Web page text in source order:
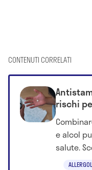
CONTENUTI CORRELATI
rischi
e alcol
salute.
meglio